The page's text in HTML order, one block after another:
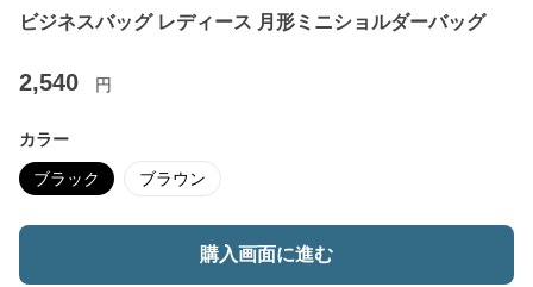
ビジネスバッグ レディース 月形ミニショルダーバッグ
2,540 円
カラー
ブラック ブラウン
購入画面に進む